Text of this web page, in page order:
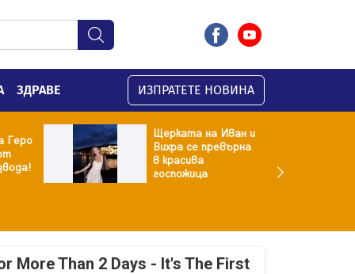
ЗДРАВЕ ИЗПРАТЕТЕ НОВИНА
Геро
Щерката на Иван и
Вихра се превърна
в красива
госпожица
More Than 2 Days - It's The First